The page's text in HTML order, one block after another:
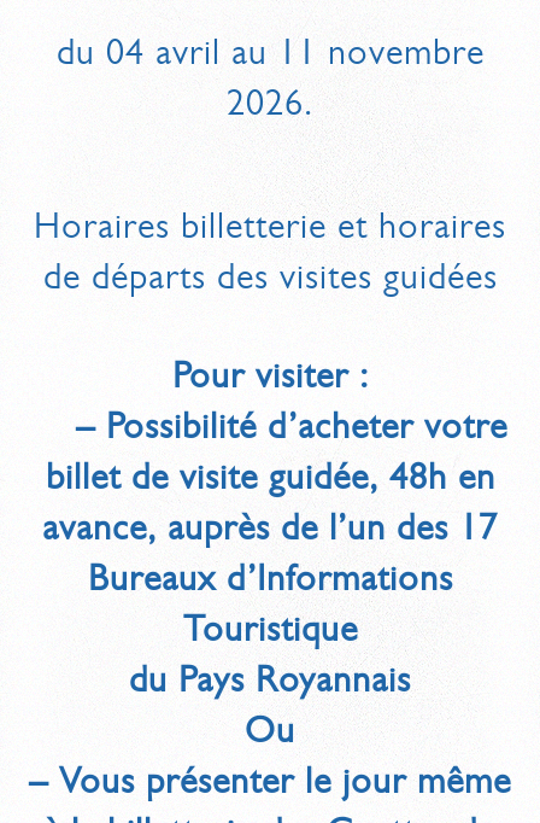
du 04 avril au 11 novembre
2026.
Horaires billetterie et horaires
de départs des visites guidées
Pour visiter :
– Possibilité d’acheter votre
billet de visite guidée, 48h en
avance, auprès de l’un des 17
Bureaux d’Informations
Touristique
du Pays Royannais
Ou
– Vous présenter le jour même